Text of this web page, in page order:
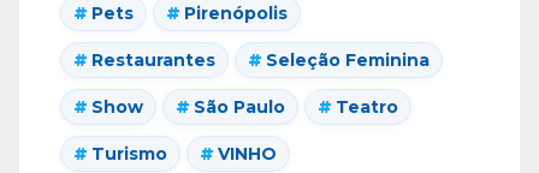
Pets Pirenópolis
Restaurantes Seleção Feminina
Show São Paulo Teatro
Turismo VINHO